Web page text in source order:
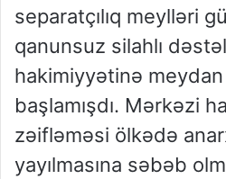
separatçılıq meylləri
qanunsuz silahlı
hakimiyyətinə
başlamışdı. Mərkəzi
zəifləməsi ölkədə
yayılmasına səbəb